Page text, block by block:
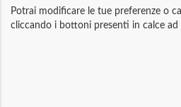
Potrai modificare le tue preferenze o
cliccando i bottoni presenti in calce ad